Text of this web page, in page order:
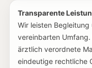
Transparente
Wir leisten
vereinbarten
ärztlich verordnete
eindeutige rechtliche